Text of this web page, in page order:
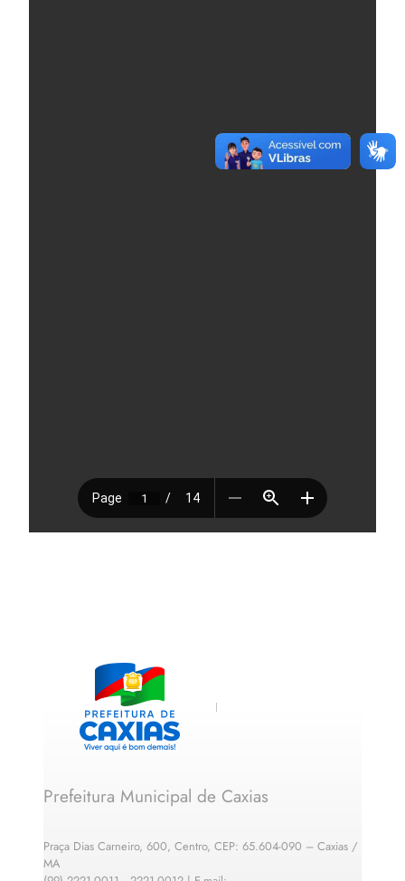
Prefeitura Municipal de Caxias
Praça Dias Carneiro, 600, Centro, CEP: 65.604-090 – Caxias /
MA